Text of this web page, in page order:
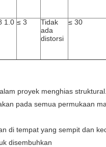
1.0 ≤ 3
Tidak
ada
distorsi
≤ 30
proyek menghias struktural.
pada semua permukaan
di tempat yang sempit dan
disembuhkan